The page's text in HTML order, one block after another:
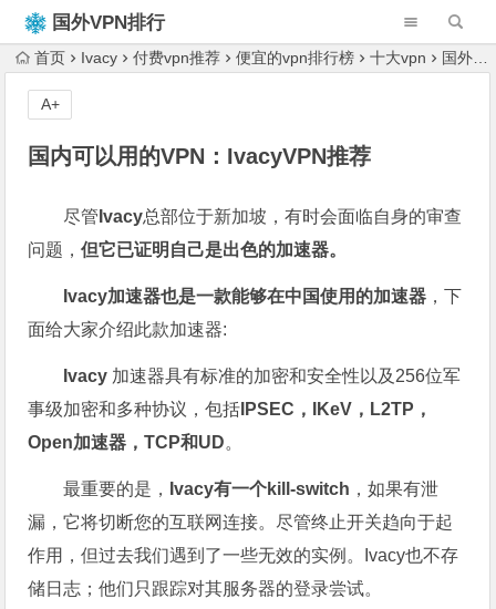
国外VPN排行
榜首页 Ivacy 付费vpn推荐 便宜的vpn排行榜 十大vpn 国外VPN推荐
国内可以用的VPN：IvacyVPN推荐
A+
尽管 Ivacy总部位于新加坡，有时会面临自身的审查
问题，但它已证明自己是出色的加速器。
Ivacy加速器也是一款能够在中国使用的加速器 ，下
面给大家介绍此款加速器:
Ivacy 加速器具有标准的加密和安全性以及256位军
事级加密和多种协议，包括 IPSEC，IKeV，L2TP，
Open加速器，TCP和UD。
最重要的是， Ivacy有一个kill-switch ，如果有泄
漏，它将切断您的互联网连接。尽管终止开关趋向于起
作用，但过去我们遇到了一些无效的实例。Ivacy也不存
储日志；他们只跟踪对其服务器的登录尝试。